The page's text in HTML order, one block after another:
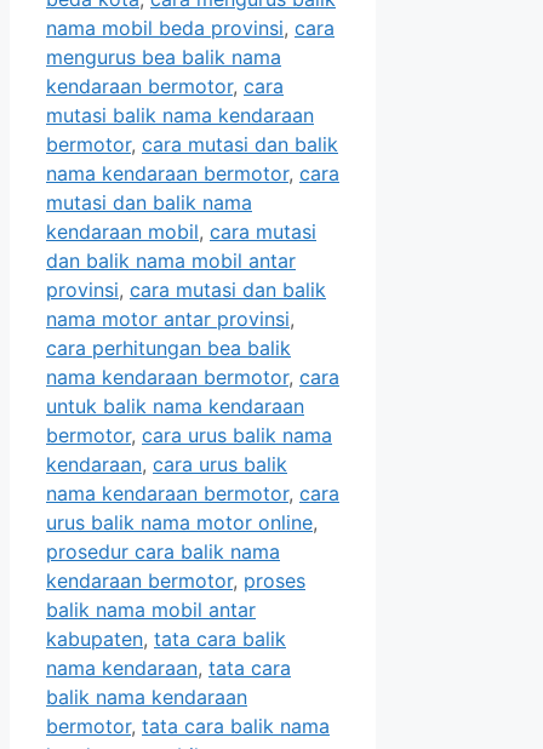
nama mobil beda provinsi, cara
mengurus bea balik nama
kendaraan bermotor, cara
mutasi balik nama kendaraan
bermotor, cara mutasi dan balik
nama kendaraan bermotor, cara
mutasi dan balik nama
kendaraan mobil, cara mutasi
dan balik nama mobil antar
provinsi, cara mutasi dan balik
nama motor antar provinsi,
cara perhitungan bea balik
nama kendaraan bermotor, cara
untuk balik nama kendaraan
bermotor, cara urus balik nama
kendaraan, cara urus balik
nama kendaraan bermotor, cara
urus balik nama motor online,
prosedur cara balik nama
kendaraan bermotor, proses
balik nama mobil antar
kabupaten, tata cara balik
nama kendaraan, tata cara
balik nama kendaraan
bermotor, tata cara balik nama